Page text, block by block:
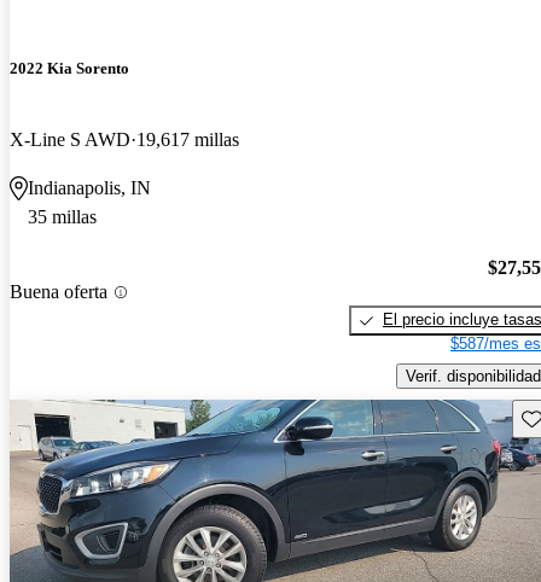
2022 Kia Sorento
X-Line S AWD 19,617 millas
Indianapolis, IN
35 millas
Buena oferta
El precio incluye tasas
$587/mes
Verif. disponibilidad